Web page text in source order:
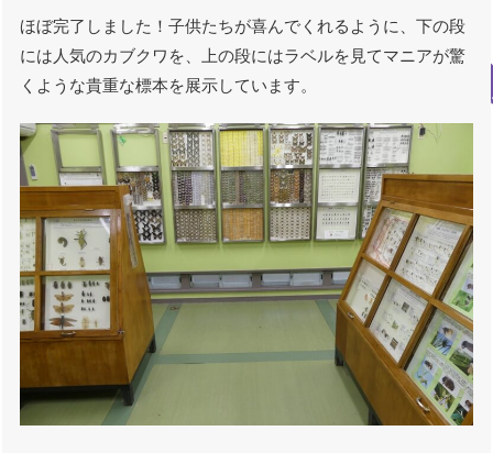
ほぼ完了しました！子供たちが喜んでくれるように、下の段
には人気のカブクワを、上の段にはラベルを見てマニアが驚
くような貴重な標本を展示しています。